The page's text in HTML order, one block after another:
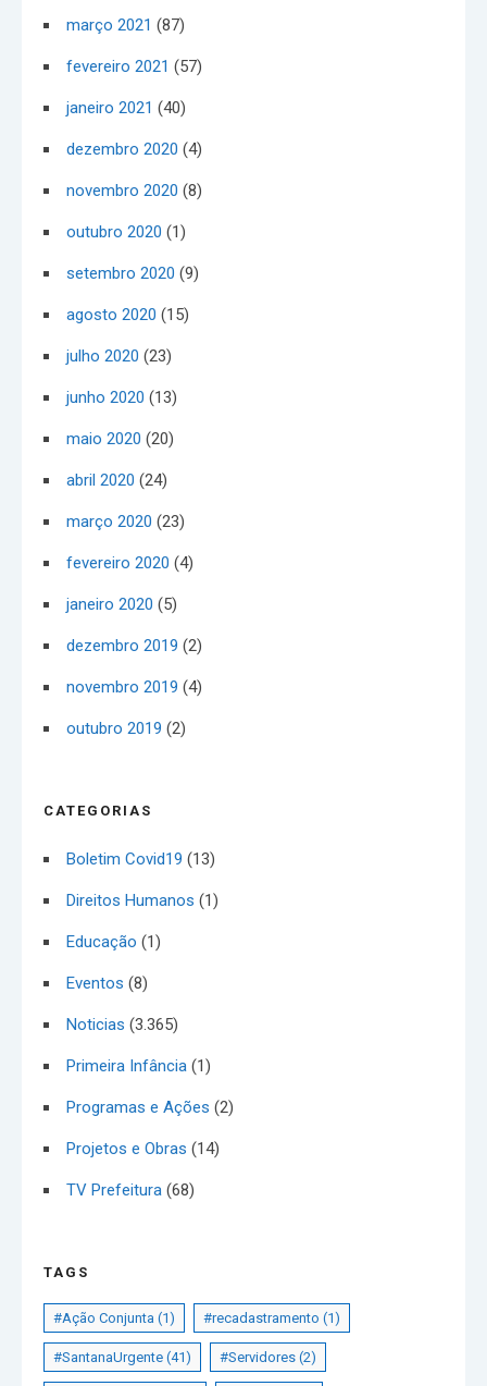
março 2021 (87)
fevereiro 2021 (57)
janeiro 2021 (40)
dezembro 2020 (4)
novembro 2020 (8)
outubro 2020 (1)
setembro 2020 (9)
agosto 2020 (15)
julho 2020 (23)
junho 2020 (13)
maio 2020 (20)
abril 2020 (24)
março 2020 (23)
fevereiro 2020 (4)
janeiro 2020 (5)
dezembro 2019 (2)
novembro 2019 (4)
outubro 2019 (2)
CATEGORIAS
Boletim Covid19 (13)
Direitos Humanos (1)
Educação (1)
Eventos (8)
Noticias (3.365)
Primeira Infância (1)
Programas e Ações (2)
Projetos e Obras (14)
TV Prefeitura (68)
TAGS
#Ação Conjunta (1) #recadastramento (1)
#SantanaUrgente (41) #Servidores (2)